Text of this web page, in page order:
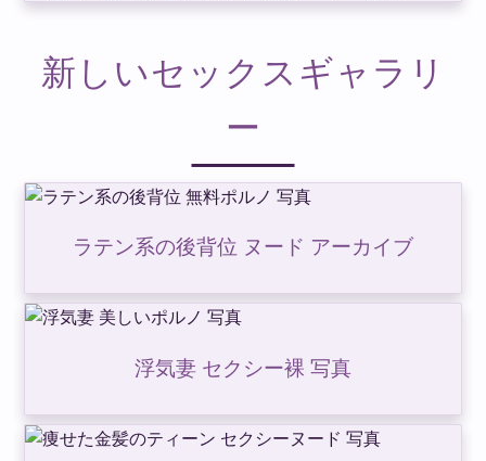
新しいセックスギャラリ
ー
ラテン系の後背位 ヌード アーカイブ
浮気妻 セクシー裸 写真